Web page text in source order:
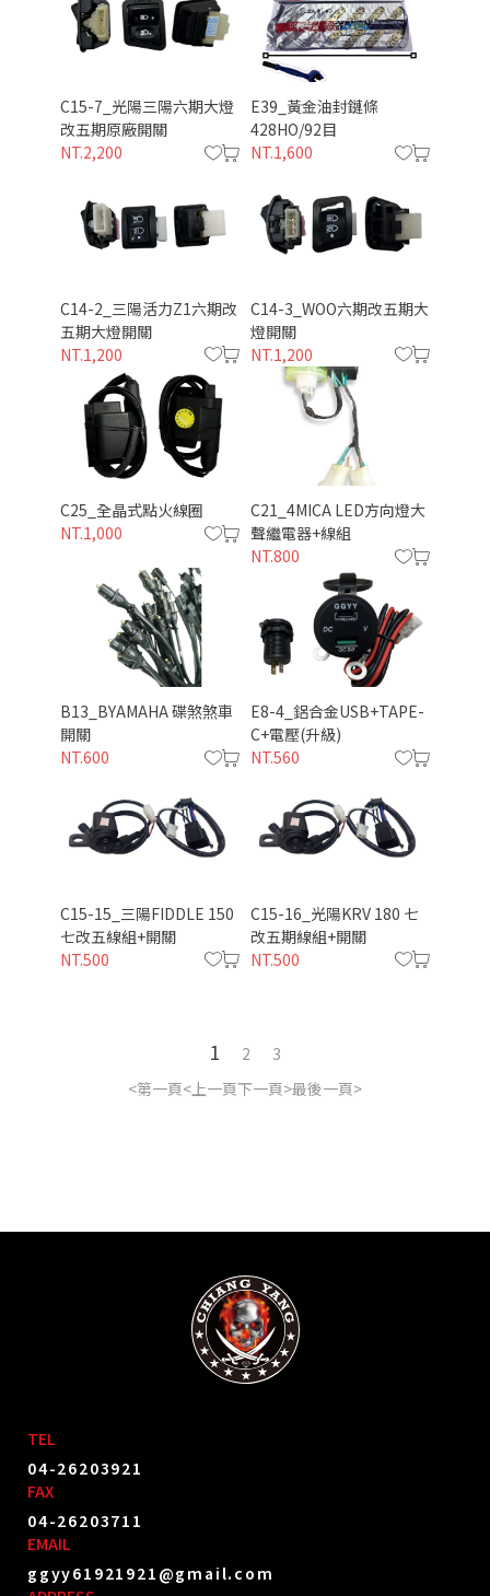
C15-7_光陽三陽六期大燈
改五期原廠開關
NT.2,200
E39_黃金油封鏈條
428HO/92目
NT.1,600
C14-2_三陽活力Z1六期改
五期大燈開關
NT.1,200
C14-3_WOO六期改五期大
燈開關
NT.1,200
C25_全晶式點火線圈
NT.1,000
C21_4MICA LED方向燈大
聲繼電器+線組
NT.800
B13_BYAMAHA 碟煞煞車
開關
NT.600
E8-4_鋁合金USB+TAPE-
C+電壓(升級)
NT.560
C15-15_三陽FIDDLE 150
七改五線組+開關
NT.500
C15-16_光陽KRV 180 七
改五期線組+開關
NT.500
第一頁 上一頁
1 2
3
下一頁 最後一頁
TEL
04-26203921
FAX
04-26203711
EMAIL
ggyy61921921@gmail.com
僅必需的